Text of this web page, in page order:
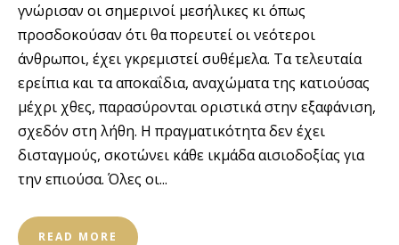
γνώρισαν οι σημερινοί μεσήλικες κι όπως
προσδοκούσαν ότι θα πορευτεί οι νεότεροι
άνθρωποι, έχει γκρεμιστεί συθέμελα. Τα τελευταία
ερείπια και τα αποκαΐδια, αναχώματα της κατιούσας
μέχρι χθες, παρασύρονται οριστικά στην εξαφάνιση,
σχεδόν στη λήθη. Η πραγματικότητα δεν έχει
δισταγμούς, σκοτώνει κάθε ικμάδα αισιοδοξίας για
την επιούσα. Όλες οι...
READ MORE